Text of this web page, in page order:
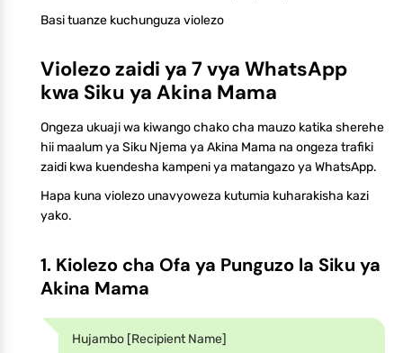
Basi tuanze kuchunguza violezo
Violezo zaidi ya 7 vya WhatsApp
kwa Siku ya Akina Mama
Ongeza ukuaji wa kiwango chako cha mauzo katika sherehe
hii maalum ya Siku Njema ya Akina Mama na ongeza trafiki
zaidi kwa kuendesha kampeni ya matangazo ya WhatsApp.
Hapa kuna violezo unavyoweza kutumia kuharakisha kazi
yako.
1. Kiolezo cha Ofa ya Punguzo la Siku ya
Akina Mama
Hujambo [Recipient Name]